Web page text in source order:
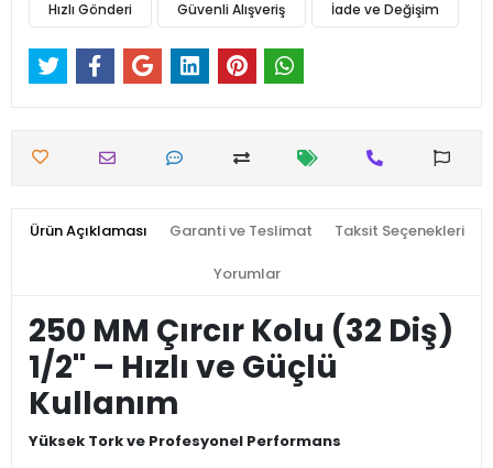
Hızlı Gönderi Güvenli Alışveriş İade ve Değişim
Ürün Açıklaması Garanti ve Teslimat Taksit Seçenekleri
Yorumlar
250 MM Çırcır Kolu (32 Diş)
1/2'' – Hızlı ve Güçlü
Kullanım
Yüksek Tork ve Profesyonel Performans